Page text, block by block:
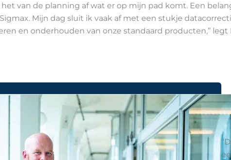
van de planning af wat er op mijn pad komt. Een
Mijn dag sluit ik vaak af met een stukje
en onderhouden van onze standaard producten,” legt